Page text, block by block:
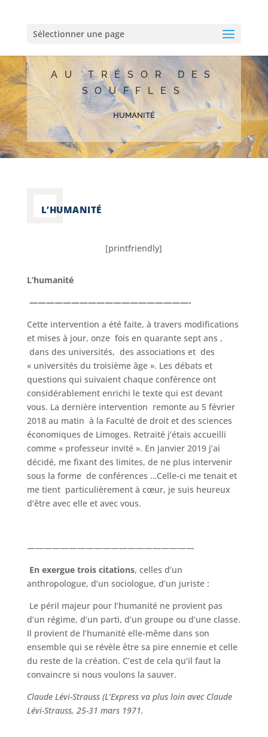
Sélectionner une page
AU TRÉSOR DES
SOUFFLES
humanité
L’HUMANITÉ
[printfriendly]
L’humanité
———————————————————-
Cette intervention a été faite, à travers modifications
et mises à jour, onze fois en quarante sept ans ,
dans des universités, des associations et des
« universités du troisième âge ». Les débats et
questions qui suivaient chaque conférence ont
considérablement enrichi le texte qui est devant
vous. La dernière intervention remonte au 5 février
2018 au matin à la Faculté de droit et des sciences
économiques de Limoges. Retraité j’étais accueilli
comme « professeur invité ». En janvier 2019 j’ai
décidé, me fixant des limites, de ne plus intervenir
sous la forme de conférences …Celle-ci me tenait et
me tient particulièrement à cœur, je suis heureux
d’être avec elle et avec vous.
————————————————————
En exergue trois citations, celles d’un
anthropologue, d’un sociologue, d’un juriste :
Le péril majeur pour l’humanité ne provient pas
d’un régime, d’un parti, d’un groupe ou d’une classe.
Il provient de l’humanité elle-même dans son
ensemble qui se révèle être sa pire ennemie et celle
du reste de la création. C’est de cela qu’il faut la
convaincre si nous voulons la sauver.
Claude Lévi-Strauss (L’Express va plus loin avec Claude
Lévi-Strauss, 25-31 mars 1971.